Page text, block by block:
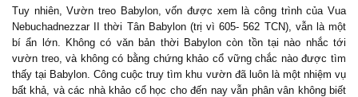
Tuy nhiên, Vườn treo Babylon, vốn được xem là công trình của Vua
Nebuchadnezzar II thời Tân Babylon (trị vì 605- 562 TCN), vẫn là một
bí ẩn lớn. Không có văn bản thời Babylon còn tồn tại nào nhắc tới
vườn treo, và không có bằng chứng khảo cổ vững chắc nào được tìm
thấy tại Babylon. Công cuộc truy tìm khu vườn đã luôn là một nhiệm vụ
bất khả, và các nhà khảo cổ học cho đến nay vẫn phân vân không biết